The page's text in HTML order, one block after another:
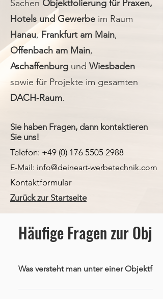
Sachen Objektfolierung für Praxen,
Hotels und Gewerbe im Raum
Hanau, Frankfurt am Main,
Offenbach am Main,
Aschaffenburg und Wiesbaden
sowie für Projekte im gesamten
DACH-Raum.
Sie haben Fragen, dann kontaktieren
Sie uns!
Telefon: +49 (0) 176 5505 2988
E-Mail: info@deineart-werbetechnik.com
Kontaktformular
Zurück zur Startseite
Häufige Fragen zur
Was versteht man unter einer
Bei der Objektfolierung werden